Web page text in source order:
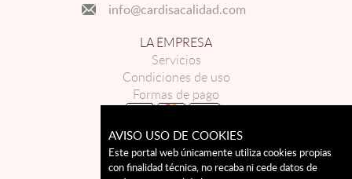
info@cardisacalidad.com
LA EMPRESA
Servicios
Condiciones de uso
Formas de pago
CABRITO
CORDERO
LECHAL
AVISO USO DE COOKIES
Este portal web únicamente utiliza cookies propias
con finalidad técnica, no recaba ni cede datos de